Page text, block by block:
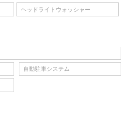
ヘッドライトウォッシャー
自動駐車システム